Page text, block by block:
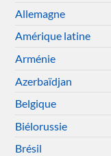
Allemagne
Amérique latine
Arménie
Azerbaïdjan
Belgique
Biélorussie
Brésil